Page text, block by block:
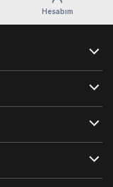
Hesabım